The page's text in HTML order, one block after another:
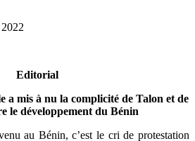
Editorial
a mis à nu la complicité de Talon et de
le développement du Bénin
au Bénin, c’est le cri de protestation